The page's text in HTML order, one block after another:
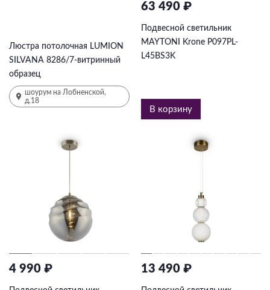
Люстра потолочная LUMION
SILVANA 8286/7-витринный
образец
шоурум на Лобненской,
д.18
63 490 ₽
Подвесной светильник
MAYTONI Krone P097PL-
L45BS3K
В корзину
4 990 ₽ 13 490 ₽